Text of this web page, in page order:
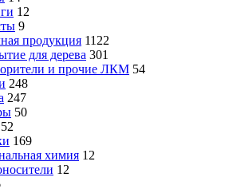
12
9
продукция 1122
для дерева 301
и прочие ЛКМ 54
248
247
50
52
169
химия 12
12